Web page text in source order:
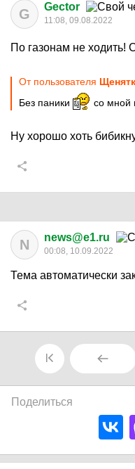
G Gector
11:08, 09.08.2022
По газонам не ходить!
От пользователя
Без паники
со мной
Ну хорошо хоть
N news@e1.ru
00:08, 10.09.2022
Тема автоматически
Поделиться